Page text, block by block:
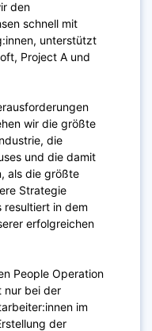
den
schnell mit
unterstützt
Project A und
wir die größte
die
und die damit
als die größte
Strategie
in dem
erfolgreichen
People Operation
nur bei der
im
der